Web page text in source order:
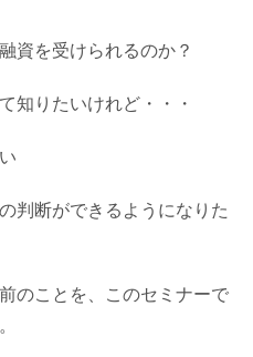
資を受けられるのか？
知りたいけれど・・・
判断ができるようになりた
のことを、このセミナーで